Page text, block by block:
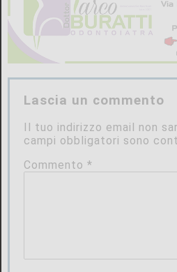
Lascia un commento
Il tuo indirizzo email non
campi obbligatori sono
Commento*